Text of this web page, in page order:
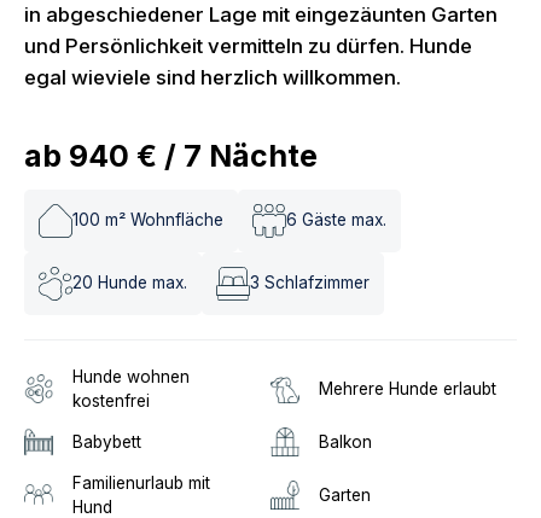
in abgeschiedener Lage mit eingezäunten Garten
und Persönlichkeit vermitteln zu dürfen. Hunde
egal wieviele sind herzlich willkommen.
ab 940 € / 7 Nächte
100 m² Wohnfläche 6 Gäste max.
20 Hunde max. 3 Schlafzimmer
Hunde wohnen
kostenfrei
Mehrere Hunde erlaubt
Babybett Balkon
Familienurlaub mit
Hund
Garten